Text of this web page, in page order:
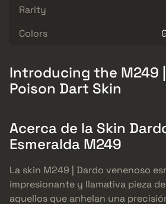
Rarity
Colors
Introducing the M249
Poison Dart Skin
Acerca de la Skin
Esmeralda M249
La skin M249 | Dardo venenoso
impresionante y llamativa pieza
aquellos que anhelan una